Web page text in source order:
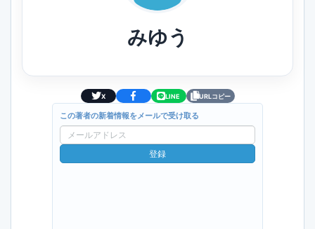
みゆう
X LINE URLコピー
この著者の新着情報をメールで受け取る
ー
ル
登録